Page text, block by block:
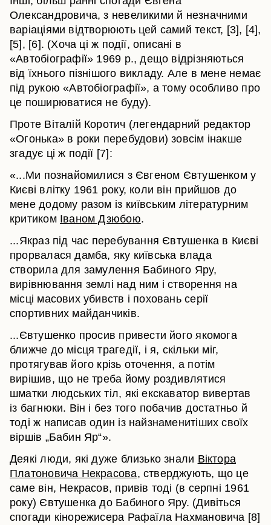
Олександровича, з невеликими й незначними
варіаціями відтворюють цей самий текст, [3], [4],
[5], [6]. (Хоча ці ж події, описані в
«Автобіографії» 1969 р., дещо відрізняються
від їхнього пізнішого викладу. Але в мене немає
під рукою «Автобіографії», а тому особливо про
це поширюватися не буду).
Проте Віталій Коротич (легендарний редактор
«Огонька» в роки перебудови) зовсім інакше
згадує ці ж події [7]:
«...Ми познайомилися з Євгеном Євтушенком у
Києві влітку 1961 року, коли він прийшов до
мене додому разом із київським літературним
критиком Іваном Дзюбою.
...Якраз під час перебування Євтушенка в Києві
прорвалася дамба, яку київська влада
створила для замулення Бабиного Яру,
вирівнювання землі над ним і створення на
місці масових убивств і поховань серії
спортивних майданчиків.
...Євтушенко просив привести його якомога
ближче до місця трагедії, і я, скільки міг,
протягував його крізь оточення, а потім
вирішив, що не треба йому роздивлятися
шматки людських тіл, які екскаватор вивертав
із багнюки. Він і без того побачив достатньо й
тоді ж написав один із найзнаменитіших своїх
віршів „Бабин Яр“».
Деякі люди, які дуже близько знали Віктора
Платоновича Некрасова, стверджують, що це
саме він, Некрасов, привів тоді (в серпні 1961
року) Євтушенка до Бабиного Яру. (Дивіться
спогади кінорежисера Рафаїла Нахмановича [8]